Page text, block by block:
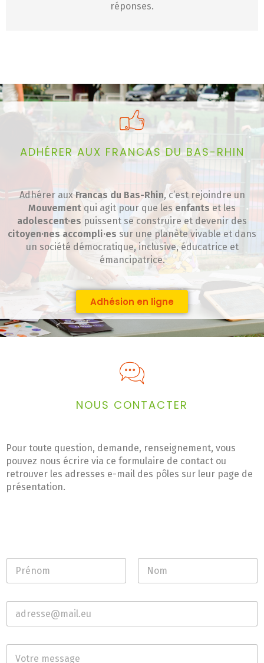
réponses.
ADHÉRER AUX FRANCAS DU BAS-RHIN
Adhérer auxFrancas du Bas-Rhin, c’est rejoindre un
Mouvementqui agit pour que lesenfants et les
adolescent·es puissent se construire et devenir des
citoyen·nes accompli·es sur une planète vivable et dans
un société démocratique, inclusive, éducatrice et
émancipatrice.
Adhésion en ligne
NOUS CONTACTER
Pour toute question, demande, renseignement, vous
pouvez nous écrire via ce formulaire de contact ou
retrouver les adresses e-mail des pôles sur leur page de
présentation.
N
m
V
t
V